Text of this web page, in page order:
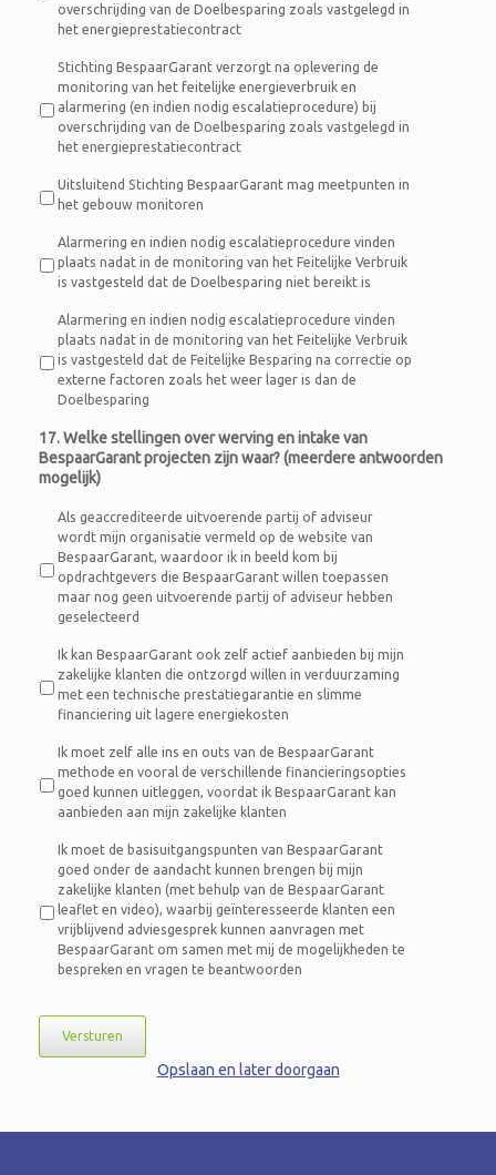
overschrijding van de Doelbesparing zoals vastgelegd in
het energieprestatiecontract
Stichting BespaarGarant verzorgt na oplevering de
monitoring van het feitelijke energieverbruik en
alarmering (en indien nodig escalatieprocedure) bij
overschrijding van de Doelbesparing zoals vastgelegd in
het energieprestatiecontract
Uitsluitend Stichting BespaarGarant mag meetpunten in
het gebouw monitoren
Alarmering en indien nodig escalatieprocedure vinden
plaats nadat in de monitoring van het Feitelijke Verbruik
is vastgesteld dat de Doelbesparing niet bereikt is
Alarmering en indien nodig escalatieprocedure vinden
plaats nadat in de monitoring van het Feitelijke Verbruik
is vastgesteld dat de Feitelijke Besparing na correctie op
externe factoren zoals het weer lager is dan de
Doelbesparing
17. Welke stellingen over werving en intake van
BespaarGarant projecten zijn waar? (meerdere antwoorden
mogelijk)
Als geaccrediteerde uitvoerende partij of adviseur
wordt mijn organisatie vermeld op de website van
BespaarGarant, waardoor ik in beeld kom bij
opdrachtgevers die BespaarGarant willen toepassen
maar nog geen uitvoerende partij of adviseur hebben
geselecteerd
Ik kan BespaarGarant ook zelf actief aanbieden bij mijn
zakelijke klanten die ontzorgd willen in verduurzaming
met een technische prestatiegarantie en slimme
financiering uit lagere energiekosten
Ik moet zelf alle ins en outs van de BespaarGarant
methode en vooral de verschillende financieringsopties
goed kunnen uitleggen, voordat ik BespaarGarant kan
aanbieden aan mijn zakelijke klanten
Ik moet de basisuitgangspunten van BespaarGarant
goed onder de aandacht kunnen brengen bij mijn
zakelijke klanten (met behulp van de BespaarGarant
leaflet en video), waarbij geïnteresseerde klanten een
vrijblijvend adviesgesprek kunnen aanvragen met
BespaarGarant om samen met mij de mogelijkheden te
bespreken en vragen te beantwoorden
Versturen
Opslaan en later doorgaan